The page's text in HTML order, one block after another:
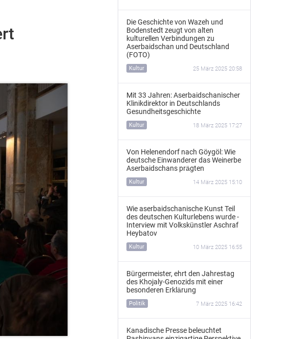
Die Geschichte von Wazeh und
Bodenstedt zeugt von alten
kulturellen Verbindungen zu
Aserbaidschan und Deutschland
(FOTO)
Kultur 25 März 2025 20:58
Mit 33 Jahren: Aserbaidschanischer
Klinikdirektor in Deutschlands
Gesundheitsgeschichte
Kultur 18 März 2025 17:27
Von Helenendorf nach Göygöl: Wie
deutsche Einwanderer das Weinerbe
Aserbaidschans prägten
Kultur 14 März 2025 15:10
Wie aserbaidschanische Kunst Teil
des deutschen Kulturlebens wurde -
Interview mit Volkskünstler Aschraf
Heybatov
Kultur 10 März 2025 16:55
Bürgermeister, ehrt den Jahrestag
des Khojaly-Genozids mit einer
besonderen Erklärung
Politik 7 März 2025 16:42
Kanadische Presse beleuchtet